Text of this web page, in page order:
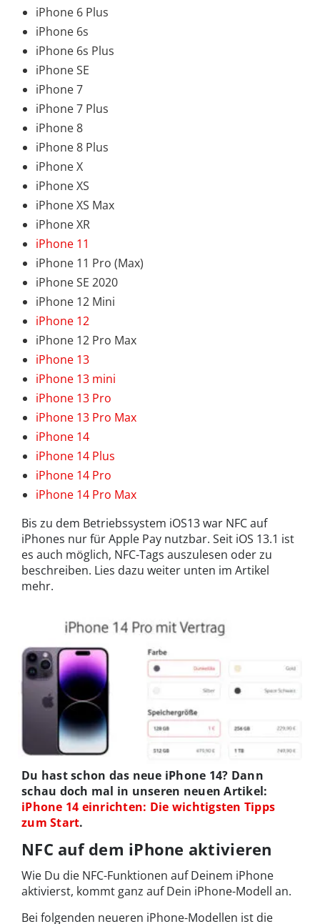
iPhone 6 Plus
iPhone 6s
iPhone 6s Plus
iPhone SE
iPhone 7
iPhone 7 Plus
iPhone 8
iPhone 8 Plus
iPhone X
iPhone XS
iPhone XS Max
iPhone XR
iPhone 11
iPhone 11 Pro (Max)
iPhone SE 2020
iPhone 12 Mini
iPhone 12
iPhone 12 Pro Max
iPhone 13
iPhone 13 mini
iPhone 13 Pro
iPhone 13 Pro Max
iPhone 14
iPhone 14 Plus
iPhone 14 Pro
iPhone 14 Pro Max
Bis zu dem Betriebssystem iOS13 war NFC auf
iPhones nur für Apple Pay nutzbar. Seit iOS 13.1 ist
es auch möglich, NFC-Tags auszulesen oder zu
beschreiben. Lies dazu weiter unten im Artikel
mehr.
Du hast schon das neue iPhone 14? Dann
schau doch mal in unseren neuen Artikel:
iPhone 14 einrichten: Die wichtigsten Tipps
zum Start.
NFC auf dem iPhone aktivieren
Wie Du die NFC-Funktionen auf Deinem iPhone
aktivierst, kommt ganz auf Dein iPhone-Modell an.
Bei folgenden neueren iPhone-Modellen ist die